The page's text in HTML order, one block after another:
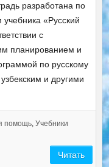
разработана по
«Русский
с
планированием и
по русскому
и другими
помощь, Учебники
Читать